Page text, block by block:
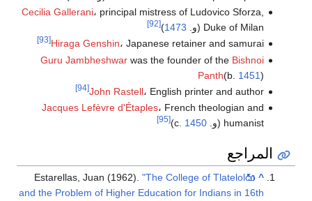
Cecilia Gallerani، principal mistress of Ludovico Sforza,
Duke of Milan (و.
1473
)
[92]
Hiraga Genshin، Japanese retainer and samurai [93]
Guru Jambheshwar was the founder of the Bishnoi
Panth(b. 1451)
John Rastell، English printer and author [94]
Jacques Lefèvre d'Étaples، French theologian and
humanist (و. c.
1450
)
[95]
المراجع
^
Estarellas, Juan (1962)."The College of Tlatelolco
and the Problem of Higher Education for Indians in 16th